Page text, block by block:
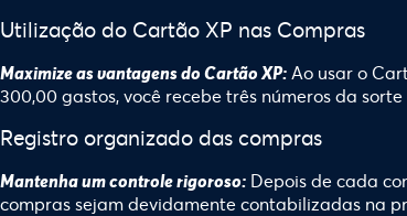
Utilização do Cartão XP nas Compras
Maximize as vantagens do Cartão XP: Ao usar o
300,00 gastos, você recebe três números da sorte
Registro organizado das compras
Mantenha um controle rigoroso: Depois de cada
compras sejam devidamente contabilizadas na